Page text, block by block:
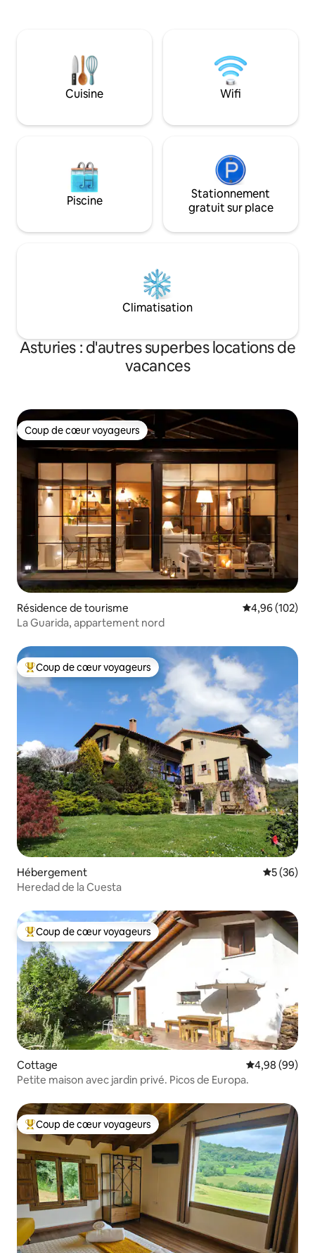
restaurants traditionnels et avant-
gardistes. Un hébergement calme pour
se reposer après une journée active
entre mer, montagne et bonne table.
imprenable sur la
dans un cadre
et montagne.
Cuisine Wifi
Piscine
Stationnement
gratuit sur place
Climatisation
Asturies : d'autres superbes locations de
vacances
Coup de cœur voyageurs
Coup de cœur voyageurs
Résidence de tourisme Évaluation
4,96 (102)
La Guarida, appartement nord
Coups de cœur voyageurs les plus appréciés
Coup de cœur voyageurs
Hébergement
5 (36)
Heredad de la Cuesta
Coups de cœur voyageurs les plus appréciés
Coup de cœur voyageurs
Cottage Évaluation
4,98 (99)
Petite maison avec jardin privé. Picos de Europa.
Coups de cœur voyageurs les plus appréciés
Coup de cœur voyageurs